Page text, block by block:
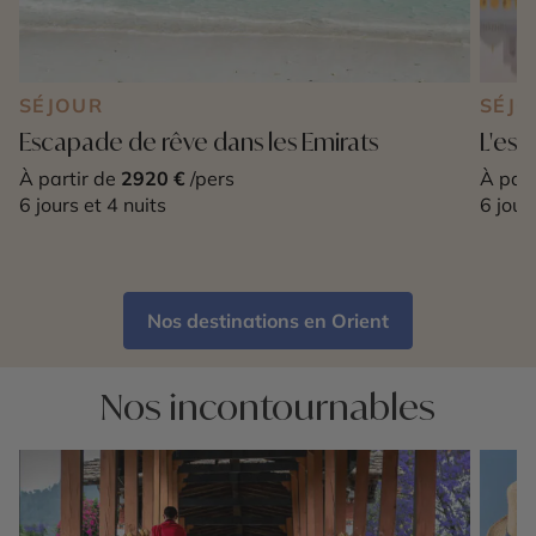
SÉJOUR
Escapade de rêve dans les Emirats
À partir de 2920 € /pers
6 jours et 4 nuits
À
6
Nos destinations en Orient
Nos incontournables